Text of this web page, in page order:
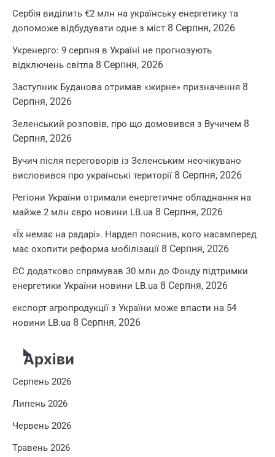
Сербія виділить €2 млн на українську енергетику та
допоможе відбудувати одне з міст 8 Серпня, 2026
Укренерго: 9 серпня в Україні не прогнозують
відключень світла 8 Серпня, 2026
Заступник Буданова отримав «жирне» призначення 8
Серпня, 2026
Зеленський розповів, про що домовився з Вучичем 8
Серпня, 2026
Вучич після переговорів із Зеленським неочікувано
висловився про українські території 8 Серпня, 2026
Регіони України отримали енергетичне обладнання на
майже 2 млн євро новини LB.ua 8 Серпня, 2026
«Їх немає на радарі». Нардеп пояснив, кого насамперед
має охопити реформа мобілізації 8 Серпня, 2026
ЄС додатково спрямував 30 млн до Фонду підтримки
енергетики України новини LB.ua 8 Серпня, 2026
експорт агропродукції з України може впасти на 54
новини LB.ua 8 Серпня, 2026
Архіви
Серпень 2026
Липень 2026
Червень 2026
Травень 2026